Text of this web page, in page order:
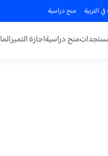
التربية منح دراسية
منح دراسيةاجازة التميز